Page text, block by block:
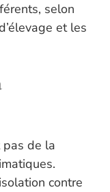
selon
et les
pas de la
contre